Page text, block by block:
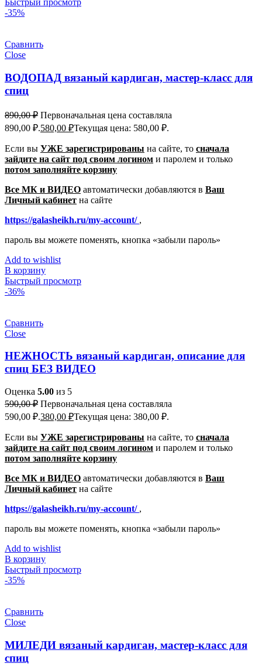
Быстрый просмотр
-35%
Сравнить
Close
ВОДОПАД вязаный кардиган, мастер-класс для
спиц
890,00₽ Первоначальная цена составляла
890,00 ₽.580,00 ₽Текущая цена: 580,00 ₽.
Если вы УЖЕ зарегистрированы на сайте, то сначала
зайдите на сайт под своим логином и паролем и только
потом заполняйте корзину
Все МК и ВИДЕО автоматически добавляются в Ваш
Личный кабинет на сайте
https://galasheikh.ru/my-account/ ,
пароль вы можете поменять, кнопка «забыли пароль»
Add to wishlist
В корзину
Быстрый просмотр
-36%
Сравнить
Close
НЕЖНОСТЬ вязаный кардиган, описание для
спиц БЕЗ ВИДЕО
Оценка 5.00 из 5
590,00₽ Первоначальная цена составляла
590,00 ₽.380,00 ₽Текущая цена: 380,00 ₽.
Если вы УЖЕ зарегистрированы на сайте, то сначала
зайдите на сайт под своим логином и паролем и только
потом заполняйте корзину
Все МК и ВИДЕО автоматически добавляются в Ваш
Личный кабинет на сайте
https://galasheikh.ru/my-account/ ,
пароль вы можете поменять, кнопка «забыли пароль»
Add to wishlist
В корзину
Быстрый просмотр
-35%
Сравнить
Close
МИЛЕДИ вязаный кардиган, мастер-класс для
спиц